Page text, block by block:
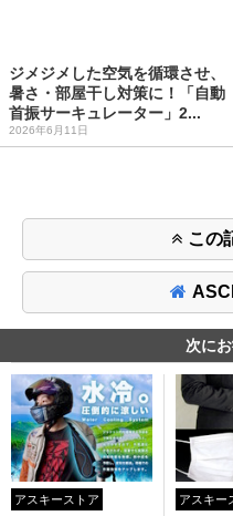
ジメジメした空気を循環させ、
暑さ・部屋干し対策に！「自動
首振サーキュレーター」2...
2026年6月11日
この
次に
アスキーストア アスキー